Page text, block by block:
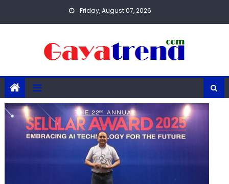
Friday, August 07, 2026